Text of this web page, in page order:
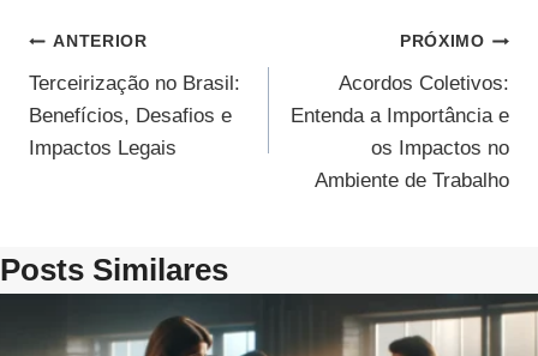
Navegação
De
Post
ANTERIOR
Terceirização no Brasil:
Benefícios, Desafios e
Impactos Legais
PRÓXIMO
Acordos Coletivos:
Entenda a Importância e
os Impactos no
Ambiente de Trabalho
Posts Similares